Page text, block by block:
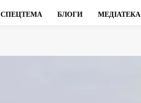
СПЕЦТЕМА БЛОГИ МЕДІАТЕКА